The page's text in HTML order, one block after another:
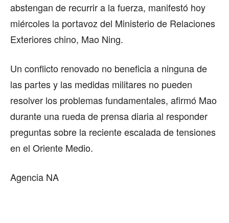
abstengan de recurrir a la fuerza, manifestó hoy
miércoles la portavoz del Ministerio de Relaciones
Exteriores chino, Mao Ning.
Un conflicto renovado no beneficia a ninguna de
las partes y las medidas militares no pueden
resolver los problemas fundamentales, afirmó Mao
durante una rueda de prensa diaria al responder
preguntas sobre la reciente escalada de tensiones
en el Oriente Medio.
Agencia NA